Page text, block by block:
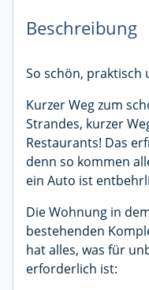
Beschreibung
So schön, praktisch
Kurzer Weg zum
Strandes, kurzer
Restaurants! Das
denn so kommen
ein Auto ist
Die Wohnung in
bestehenden
hat alles, was für
erforderlich ist: